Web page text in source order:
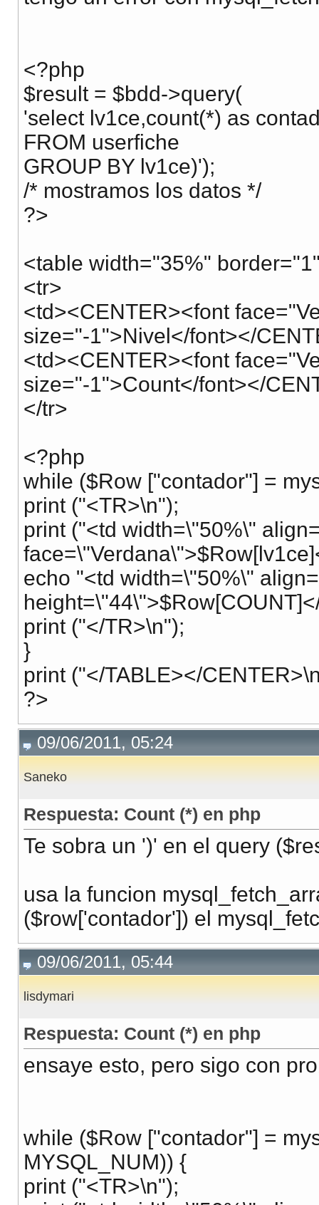
<?php
$result = $bdd->query(
'select lv1ce,count(*) as
FROM userfiche
GROUP BY lv1ce)');
/* mostramos los datos */
?>
<table width="35%"
<tr>
<td><CENTER><font
size="-1">Nivel</font></
<td><CENTER><font
size="-1">Count</font></
</tr>
<?php
while ($Row ["contador"] =
print ("<TR>\n");
print ("<td width=\"50%\"
echo "<td width=\"50%\"
print ("</TR>\n");
}
print ("</TABLE></
?>
09/06/2011, 05:24
Saneko
Respuesta: Count (*) en php
Te sobra un ')' en el query
usa la funcion
($row['contador']) el
09/06/2011, 05:44
lisdymari
Respuesta: Count (*) en php
ensaye esto, pero sigo con
while ($Row ["contador"] =
MYSQL_NUM)) {
print ("<TR>\n");